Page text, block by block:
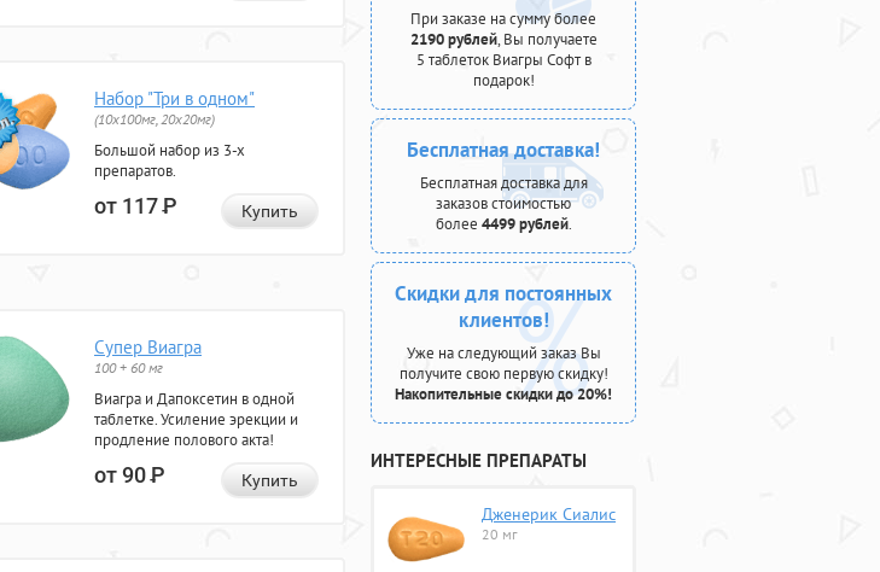
Набор "Три в одном"
(10x100мг, 20x20мг)
Большой набор из 3-х
препаратов.
от 117Р Купить
Супер Виагра
100 + 60 мг
Виагра и Дапоксетин в одной
таблетке. Усиление эрекции и
продление полового акта!
от 90Р Купить
При заказе на сумму более
2190 рублей, Вы получаете
5 таблеток Виагры Софт в
подарок!
Бесплатная доставка!
Бесплатная доставка для
заказов стоимостью
более 4499 рублей.
Скидки для постоянных
клиентов!
Уже на следующий заказ Вы
получите свою первую скидку!
Накопительные скидки до 20%!
ИНТЕРЕСНЫЕ ПРЕПАРАТЫ
Дженерик Сиалис
20 мг